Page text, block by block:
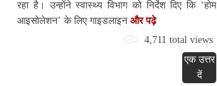
रहा है। उन्होंने स्वास्थ्य विभाग को निर्देश दिए कि ‘होम
आइसोलेशन’ के लिए गाइडलाइन और पढ़े
4,711 total views
एक उत्तर
दें